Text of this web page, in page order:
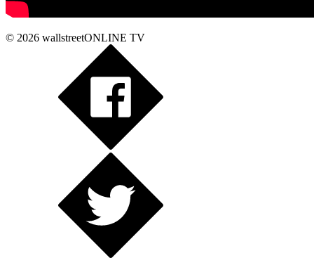
© 2026 wallstreetONLINE TV